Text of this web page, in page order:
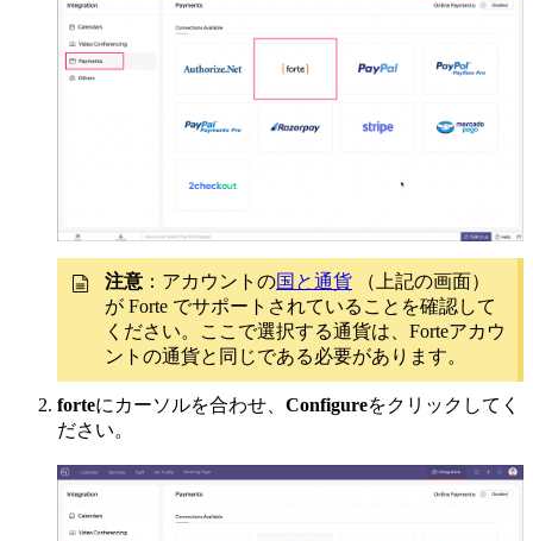
注意 ：アカウントの国と通貨 （上記の画面）
が Forte でサポートされていることを確認して
ください。ここで選択する通貨は、Forteアカウ
ントの通貨と同じである必要があります。
forteにカーソルを合わせ、 Configureをクリックしてく
ださい。